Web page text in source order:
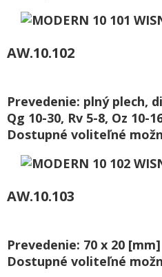
AW.10.102
Prevedenie: plný plech,
Qg 10-30, Rv 5-8, Oz 10-
Dostupné voliteľné
AW.10.103
Prevedenie: 70 x 20 [mm]
Dostupné voliteľné